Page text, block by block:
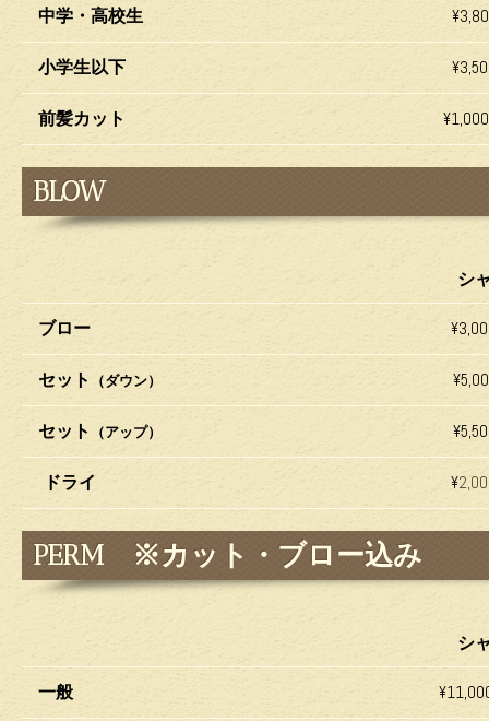
中学・高校生
小学生以下
前髪カット
BLOW
シ
ブロー
セット （ダウン）
セット （アップ）
ドライ ¥
PERM ※カット・ブロー込み
シ
一般